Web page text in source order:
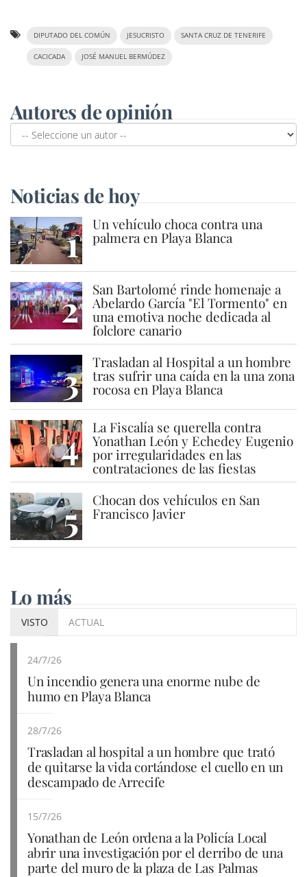
DIPUTADO DEL COMÚN JESUCRISTO SANTA CRUZ DE TENERIFE
CACICADA JOSÉ MANUEL BERMÚDEZ
Autores de opinión
Noticias de hoy
1 Un vehículo choca contra una
palmera en Playa Blanca
2 San Bartolomé rinde homenaje a
Abelardo García "El Tormento" en
una emotiva noche dedicada al
folclore canario
3 Trasladan al Hospital a un hombre
tras sufrir una caída en la una zona
rocosa en Playa Blanca
4 La Fiscalía se querella contra
Yonathan León y Echedey Eugenio
por irregularidades en las
contrataciones de las fiestas
5 Chocan dos vehículos en San
Francisco Javier
Lo más
VISTO ACTUAL
24/7/26
Un incendio genera una enorme nube de
humo en Playa Blanca
28/7/26
Trasladan al hospital a un hombre que trató
de quitarse la vida cortándose el cuello en un
descampado de Arrecife
15/7/26
Yonathan de León ordena a la Policía Local
abrir una investigación por el derribo de una
parte del muro de la plaza de Las Palmas